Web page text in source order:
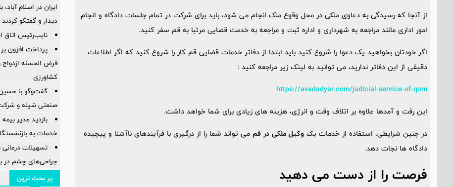
از آنجا که رسیدگی به دعاوی ملکی در محل وقوع ملک انجام می شود، باید برای شرکت در تمام جلسات دادگاه و انجام
امور اداری مانند مراجعه به شهرداری و اداره ثبت و مراجعه به خدمت قضایی مرتبا به قم سفر کنید.
اگر خودتان بخواهید یک دعوا را شروع کنید باید ابتدا از دفاتر خدمات قضایی قم کار را شروع کنید که اگر اطلاعات
دقیقی از این دفاتر ندارید، می توانید به لینک زیر مراجعه کنید :
https://avadadyar.com/judicial-service-of-qom
این رفت و آمدها علاوه بر اتلاف وقت و انرژی، هزینه های زیادی برای شما خواهد داشت.
در چنین شرایطی، استفاده از خدمات یک وکیل ملکی در قم می تواند شما را از درگیری با فرآیندهای ناآشنا و پیچیده
دادگاه ها نجات دهد.
فرصت را از دست می دهید
ایران در اسلام
ديدار و گفتگو كردند
نایب‌رئیس اتاق
قرض الحسنه ازدواج
کشاورزی
گفت‌وگو با حسین
صنعتی شیله و
بازدید مدیر
خدمات به
تسهیلات
جراحی‌های چشم در
پر بحث ترین